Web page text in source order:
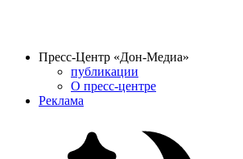
Пресс-Центр «Дон-Медиа»
публикации
О пресс-центре
Реклама